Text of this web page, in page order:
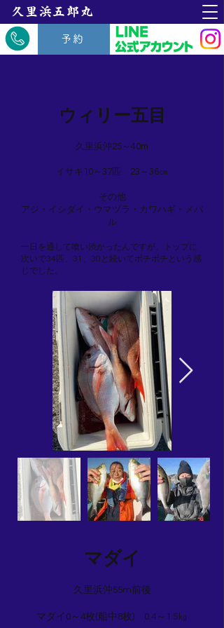
​久里浜五郎丸
予約
ウィリー五目
久里浜沖25～40m
イサキ10～37匹 23～36㎝
その他
アジ・イシダイ・ウマヅラ・カワハギ・メバ
ル
一日を通して喰い渋かったんですが、トップに
次いで34匹、31、30と続いてボチボチという感
じでした。
マダイ
久里浜沖55m前後
マダイ0～4枚(船中8枚) 0.4～1.5㎏